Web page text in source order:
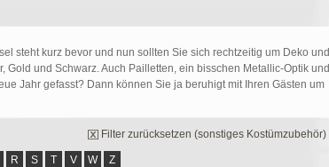
steht kurz bevor und nun sollten Sie sich rechtzeitig um Deko und
und Schwarz. Auch Pailletten, ein bisschen Metallic-Optik und
Jahr gefasst? Dann können Sie ja beruhigt mit Ihren Gästen um
R S T V W Z
Filter zurücksetzen (sonstiges Kostümzubehör)